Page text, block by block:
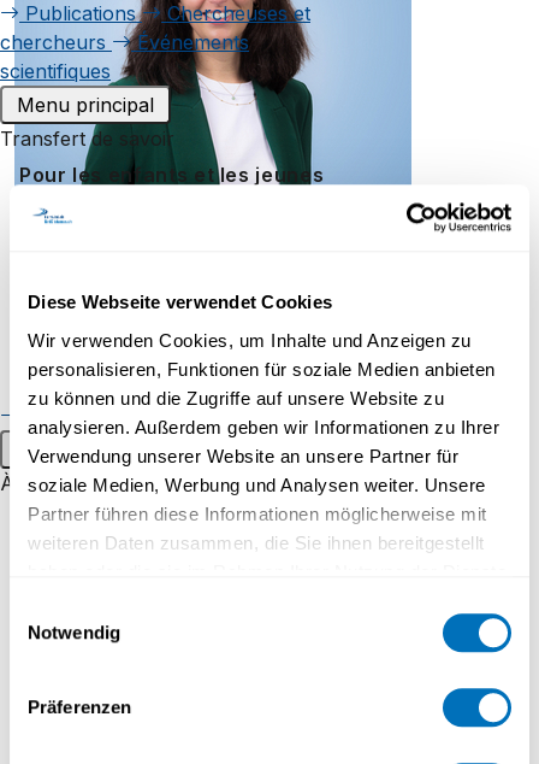
Diese Webseite verwendet Cookies
Wir verwenden Cookies, um Inhalte und Anzeigen zu
personalisieren, Funktionen für soziale Medien anbieten
zu können und die Zugriffe auf unsere Website zu
analysieren. Außerdem geben wir Informationen zu Ihrer
Verwendung unserer Website an unsere Partner für
soziale Medien, Werbung und Analysen weiter. Unsere
Partner führen diese Informationen möglicherweise mit
weiteren Daten zusammen, die Sie ihnen bereitgestellt
Notwendig
Präferenzen
Publications
Chercheuses et
chercheurs
Événements
scientifiques
Menu principal
Transfert de savoir
Pour les enfants et les jeunes
Uni60+
entreprises
Mandats de consulting
Exemples de prestations
Événements grand public
Menu principal
À propos
Portrait
Travailler à UniDistance Suisse
MA Karine Alvarez
Collaboratrice scientifique